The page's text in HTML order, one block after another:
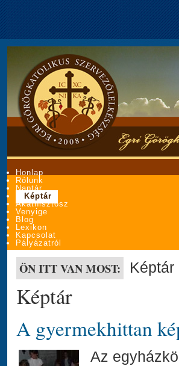
Honlap
Rólunk
Naptár
Képtár
Akathisztosz
Venyige
Blog
Lexikon
Kapcsolat
Pályázatról
ÖN ITT VAN MOST: Képtár
Képtár
A gyermekhittan
Az